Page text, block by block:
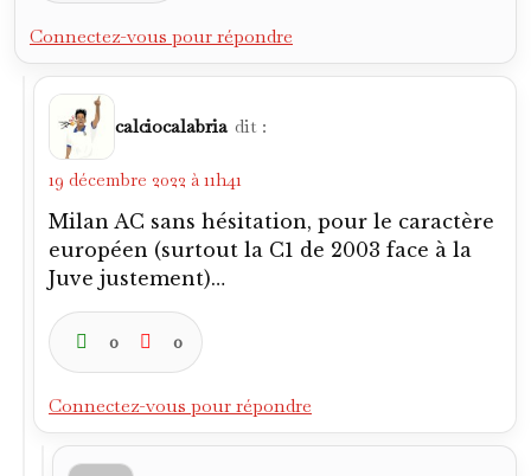
Idem. Apres en 2003, sur la finale et sur le
parcours, je pense que la Juve le méritait.
Bon, la finale était assez pénible à voir.
Pour un club de ce standing, la Juve n’a
pas tant de période que ça où l’on
pouvait considérer qu’elle était la
meilleure du monde.
0 0
19 décembre 2022 à 12h34